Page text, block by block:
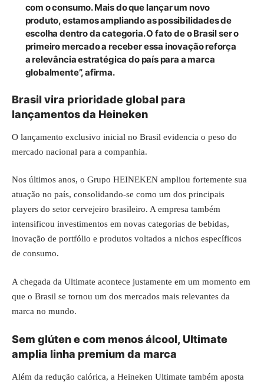
com o consumo. Mais do que lançar um novo
produto, estamos ampliando as possibilidades de
escolha dentro da categoria. O fato de o Brasil ser o
primeiro mercado a receber essa inovação reforça
a relevância estratégica do país para a marca
globalmente”, afirma.
Brasil vira prioridade global para
lançamentos da Heineken
O lançamento exclusivo inicial no Brasil evidencia o peso do
mercado nacional para a companhia.
Nos últimos anos, o Grupo HEINEKEN ampliou fortemente sua
atuação no país, consolidando-se como um dos principais
players do setor cervejeiro brasileiro. A empresa também
intensificou investimentos em novas categorias de bebidas,
inovação de portfólio e produtos voltados a nichos específicos
de consumo.
A chegada da Ultimate acontece justamente em um momento em
que o Brasil se tornou um dos mercados mais relevantes da
marca no mundo.
Sem glúten e com menos álcool, Ultimate
amplia linha premium da marca
Além da redução calórica, a Heineken Ultimate também aposta